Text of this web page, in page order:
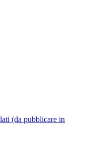
(da pubblicare in